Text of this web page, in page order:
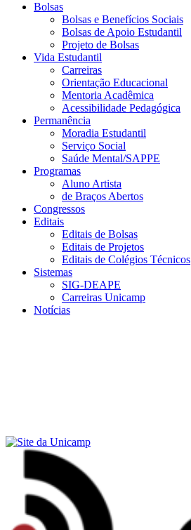
Bolsas
Bolsas e Benefícios Sociais
Bolsas de Apoio Estudantil
Projeto de Bolsas
Vida Estudantil
Carreiras
Orientação Educacional
Mentoria Acadêmica
Acessibilidade Pedagógica
Permanência
Moradia Estudantil
Serviço Social
Saúde Mental/SAPPE
Programas
Aluno Artista
de Braços Abertos
Congressos
Editais
Editais de Bolsas
Editais de Projetos
Editais de Colégios Técnicos
Sistemas
SIG-DEAPE
Carreiras Unicamp
Notícias